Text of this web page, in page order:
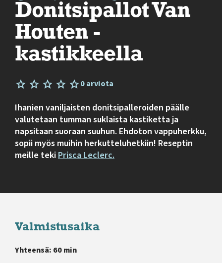
Donitsipallot Van
Houten -
kastikkeella
0 arviota
Ihanien vaniljaisten donitsipalleroiden päälle
valutetaan tumman suklaista kastiketta ja
napsitaan suoraan suuhun. Ehdoton vappuherkku,
sopii myös muihin herkutteluhetkiin! Reseptin
meille tekiPrisca Leclerc.
Valmistusaika
Yhteensä: 60 min